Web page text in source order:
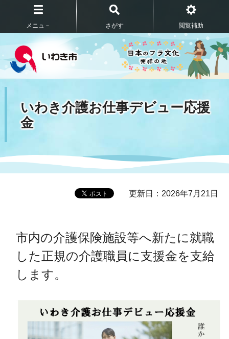
メニュ－ さがす 閲覧補助
いわき介護お仕事デビュー応援
金
更新日：2026年7月21日
市内の介護保険施設等へ新たに就職
した正規の介護職員に支援金を支給
します。